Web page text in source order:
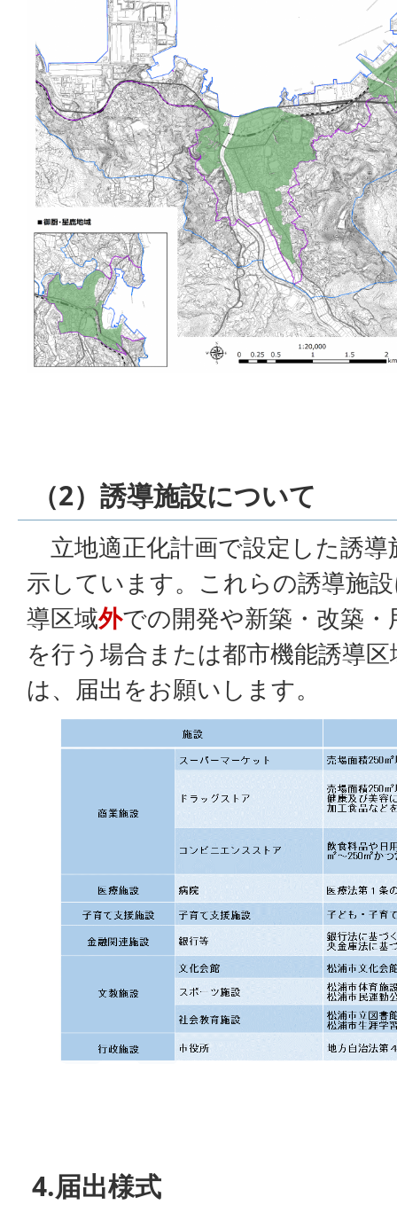
（2）誘導施設について
立地適正化計画で設定した誘
示しています。これらの誘導施
導区域外での開発や新築・改築
を行う場合または都市機能誘導区
は、届出をお願いします。
4.届出様式